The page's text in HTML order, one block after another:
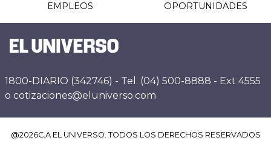
EMPLEOS OPORTUNIDADES
1800-DIARIO (342746) - Tel. (04) 500-8888 - Ext 4555
o cotizaciones@eluniverso.com
@2026C.A EL UNIVERSO. TODOS LOS DERECHOS RESERVADOS